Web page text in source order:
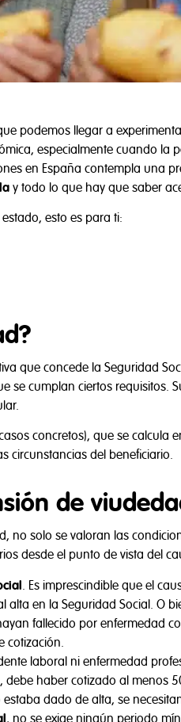
podemos llegar a
especialmente cuando la
en España contempla una
y todo lo que hay que saber
esto es para ti:
que concede la Seguridad
se cumplan ciertos requisitos.
concretos), que se calcula
circunstancias del beneficiario.
de
no solo se valoran las
desde el punto de vista del
. Es imprescindible que el
en la Seguridad Social. O
fallecido por enfermedad
cotización.
laboral ni enfermedad
debe haber cotizado al menos
dado de alta, se
, no se exige ningún periodo